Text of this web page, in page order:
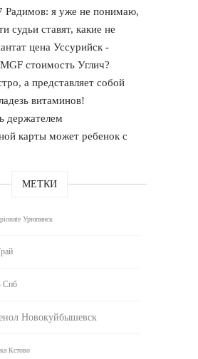
Радимов: я уже не понимаю,
судьи ставят, какие не
цена Уссурийск -
стоимость Углич?
а представляет собой
витаминов!
держателем
карты может ребенок с
МЕТКИ
Урюпинск
Спб
Новокуйбышевск
Кстово